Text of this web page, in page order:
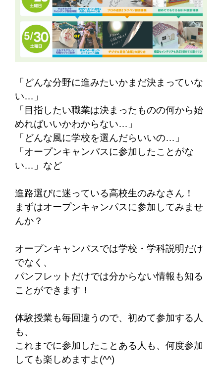
「どんな分野に進みたいかまだ決まっていな
い…」
「目指したい職業は決まったものの何から始
めればいいかわからない…」
「どんな風に学校を選んだらいいの…」
「オープンキャンパスに参加したことがな
い…」など
進路選びに迷っている高校生のみなさん！
まずはオープンキャンパスに参加してみませ
んか？
オープンキャンパスでは学校・学科説明だけ
でなく、
パンフレットだけでは分からない情報も知る
ことができます！
体験授業も毎回違うので、初めて参加する人
も、
これまでに参加したことある人も、何度参加
しても楽しめますよ(^^)